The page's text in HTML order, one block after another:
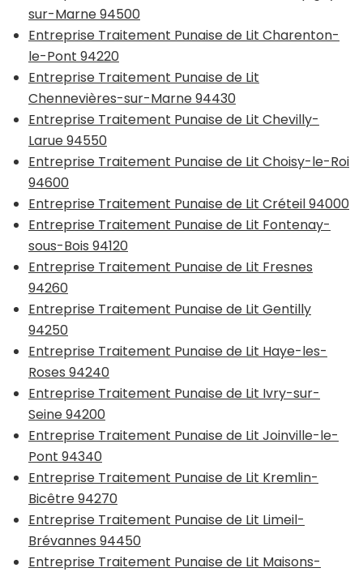
sur-Marne 94500
Entreprise Traitement Punaise de Lit Charenton-
le-Pont 94220
Entreprise Traitement Punaise de Lit
Chennevières-sur-Marne 94430
Entreprise Traitement Punaise de Lit Chevilly-
Larue 94550
Entreprise Traitement Punaise de Lit Choisy-le-Roi
94600
Entreprise Traitement Punaise de Lit Créteil 94000
Entreprise Traitement Punaise de Lit Fontenay-
sous-Bois 94120
Entreprise Traitement Punaise de Lit Fresnes
94260
Entreprise Traitement Punaise de Lit Gentilly
94250
Entreprise Traitement Punaise de Lit Haye-les-
Roses 94240
Entreprise Traitement Punaise de Lit Ivry-sur-
Seine 94200
Entreprise Traitement Punaise de Lit Joinville-le-
Pont 94340
Entreprise Traitement Punaise de Lit Kremlin-
Bicêtre 94270
Entreprise Traitement Punaise de Lit Limeil-
Brévannes 94450
Entreprise Traitement Punaise de Lit Maisons-